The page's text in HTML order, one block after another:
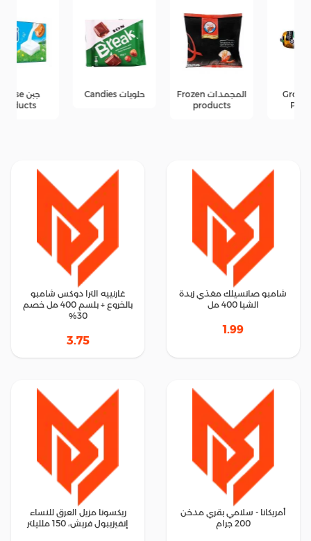
المجمدات Frozen
حلويات Candies
جبن Cheese
شامبو صانسيلك مغذي زبدة
الشيا 400 مل
1.99
غارنييه الترا دوكس شامبو
بالخروع + بلسم 400 مل خصم
30%
3.75
أمريكانا - سلامي بقري مدخن
200 جرام
ريكسونا مزيل العرق للنساء
إنفيزيبول فريش، 150 ملليلتر